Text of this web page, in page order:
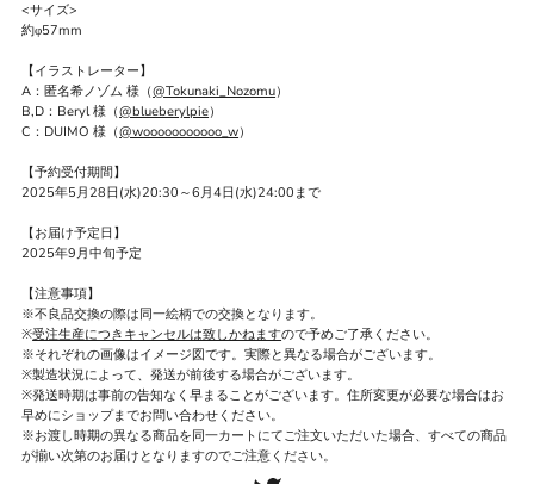
<サイズ>
約φ57mm
【イラストレーター】
A：匿名希ノゾム 様（@Tokunaki_Nozomu）
B,D：Beryl 様（@blueberylpie）
C：DUIMO 様（@wooooooooooo_w）
【予約受付期間】
2025年5月28日(水)20:30～6月4日(水)24:00まで
【お届け予定日】
2025年9月中旬予定
【注意事項】
※不良品交換の際は同一絵柄での交換となります。
※受注生産につきキャンセルは致しかねますので予めご了承ください。
※それぞれの画像はイメージ図です。実際と異なる場合がございます。
※製造状況によって、発送が前後する場合がございます。
※発送時期は事前の告知なく早まることがございます。住所変更が必要な場合はお
早めにショップまでお問い合わせください。
※お渡し時期の異なる商品を同一カートにてご注文いただいた場合、すべての商品
が揃い次第のお届けとなりますのでご注意ください。